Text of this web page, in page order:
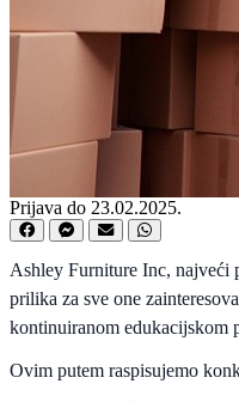
Prijava do 23.02.2025.
Ashley Furniture Inc, najveći
prilika za sve one
kontinuiranom edukacijskom
Ovim putem raspisujemo